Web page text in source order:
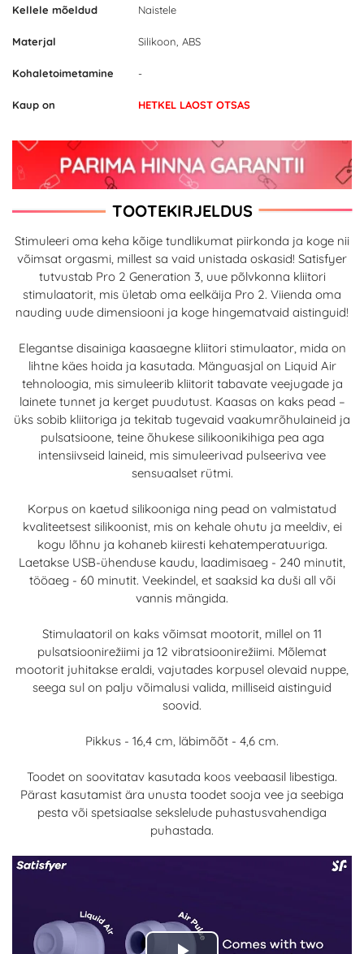
Kellele mõeldud Naistele
Materjal Silikoon, ABS
Kohaletoimetamine -
Kaup on HETKEL LAOST OTSAS
TOOTEKIRJELDUS
Stimuleeri oma keha kõige tundlikumat piirkonda ja koge nii
võimsat orgasmi, millest sa vaid unistada oskasid! Satisfyer
tutvustab Pro 2 Generation 3, uue põlvkonna kliitori
stimulaatorit, mis ületab oma eelkäija Pro 2. Viienda oma
nauding uude dimensiooni ja koge hingematvaid aistinguid!
Elegantse disainiga kaasaegne kliitori stimulaator, mida on
lihtne käes hoida ja kasutada. Mänguasjal on Liquid Air
tehnoloogia, mis simuleerib kliitorit tabavate veejugade ja
lainete tunnet ja kerget puudutust. Kaasas on kaks pead –
üks sobib kliitoriga ja tekitab tugevaid vaakumrõhulaineid ja
pulsatsioone, teine õhukese silikoonikihiga pea aga
intensiivseid laineid, mis simuleerivad pulseeriva vee
sensuaalset rütmi.
Korpus on kaetud silikooniga ning pead on valmistatud
kvaliteetsest silikoonist, mis on kehale ohutu ja meeldiv, ei
kogu lõhnu ja kohaneb kiiresti kehatemperatuuriga.
Laetakse USB-ühenduse kaudu, laadimisaeg - 240 minutit,
tööaeg - 60 minutit. Veekindel, et saaksid ka duši all või
vannis mängida.
Stimulaatoril on kaks võimsat mootorit, millel on 11
pulsatsioonirežiimi ja 12 vibratsioonirežiimi. Mõlemat
mootorit juhitakse eraldi, vajutades korpusel olevaid nuppe,
seega sul on palju võimalusi valida, milliseid aistinguid
soovid.
Pikkus - 16,4 cm, läbimõõt - 4,6 cm.
Toodet on soovitatav kasutada koos veebaasil libestiga.
Pärast kasutamist ära unusta toodet sooja vee ja seebiga
pesta või spetsiaalse sekslelude puhastusvahendiga
puhastada.